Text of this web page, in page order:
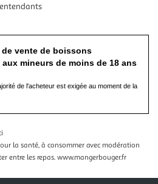
vente de boissons
mineurs de moins de 18 ans
de l'acheteur est exigée au moment de la
la santé, à consommer avec modération
entre les repas. www.mangerbouger.fr